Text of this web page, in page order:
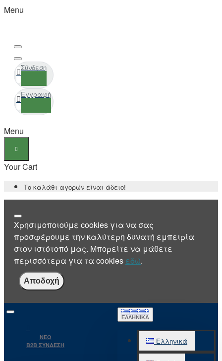
Menu
Σύνδεση
Εγγραφή
Menu
Your Cart
Το καλάθι αγορών είναι άδειο!
Χρησιμοποιούμε cookies για να σας
προσφέρουμε την καλύτερη δυνατή εμπειρία
στον ιστότοπό μας. Μπορείτε να μάθετε
περισσότερα για τα cookies εδώ.
Αποδοχή
NEO
B2B ΣΥΝΔΕΣΗ
ΕΛΛΗΝΙΚΆ
Ελληνικά